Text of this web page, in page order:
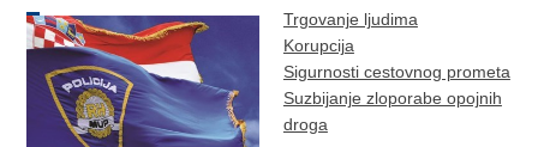
Trgovanje ljudima
Korupcija
Sigurnosti cestovnog prometa
Suzbijanje zloporabe opojnih
droga